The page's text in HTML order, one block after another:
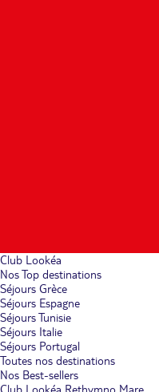
Club Lookéa
Nos Top destinations
Séjours Grèce
Séjours Espagne
Séjours Tunisie
Séjours Italie
Séjours Portugal
Toutes nos destinations
Nos Best-sellers